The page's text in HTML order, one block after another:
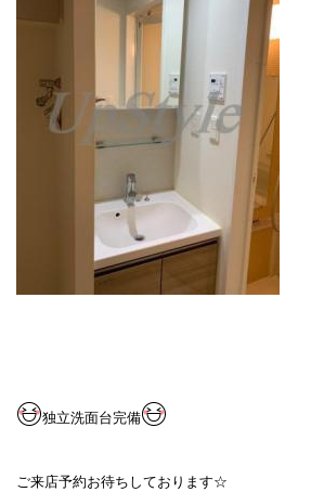
独立洗面台完備
ご来店予約お待ちしております☆